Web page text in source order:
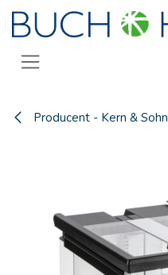
Gå til indhold
Producent - Kern & Sohn